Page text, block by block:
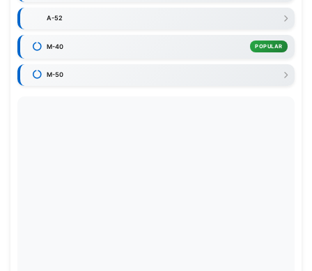
A-52
M-40 POPULAR
M-50